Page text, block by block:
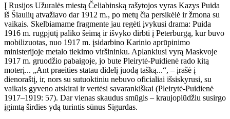
Į Rusijos Užuralės miestą Čeliabinską rašytojos vyras Kazys Puida
iš Šiaulių atvažiavo dar 1912 m., po metų čia persikėlė ir žmona su
vaikais. Skelbiamame fragmente jau regėti įvykusi drama: Puida
1916 m. rugpjūtį paliko šeimą ir išvyko dirbti į Peterburgą, kur buvo
mobilizuotas, nuo 1917 m. įsidarbino Karinio aprūpinimo
ministerijoje metalo tiekimo viršininku. Aplankiusi vyrą Maskvoje
1917 m. gruodžio pabaigoje, jo bute Pleirytė-Puidienė rado kitą
moterį... „Ant praeities statau didelį juodą tašką...“, – įrašė į
dienoraštį, ir, nors su sutuoktiniu nebuvo oficialiai išsiskyrusi, su
vaikais gyveno atskirai ir vertėsi savarankiškai (Pleirytė-Puidienė
1917–1919: 57). Dar vienas skaudus smūgis – kraujoplūdžiu susirgo
įgimtą širdies ydą turintis sūnus Sigurdas.